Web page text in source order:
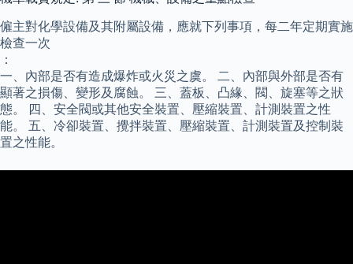
僱主對化學設備及其附屬設備，應就下列事項，每二年定期實施
檢查一次
：
一、內部是否有造成爆炸或火災之虞。 二、內部與外部是否有
顯著之損傷、變形及腐蝕。 三、蓋板、凸緣、閥、旋塞等之狀
態。 四、安全閥或其他安全裝置、壓縮裝置、計測裝置之性
能。 五、冷卻裝置、攪拌裝置、壓縮裝置、計測裝置及控制裝
置之性能。